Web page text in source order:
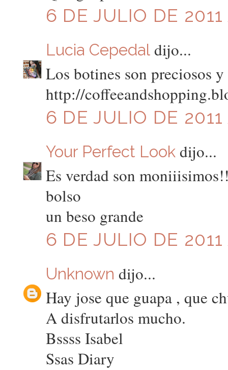
6 DE JULIO DE 2011
Lucia Cepedaldijo...
Los botines son preciosos
http://
6 DE JULIO DE 2011
Your Perfect Lookdijo...
Es verdad son
bolso
un beso grande
6 DE JULIO DE
Unknown dijo...
Hay jose que guapa , que
A disfrutarlos mucho.
Bssss Isabel
Ssas Diary